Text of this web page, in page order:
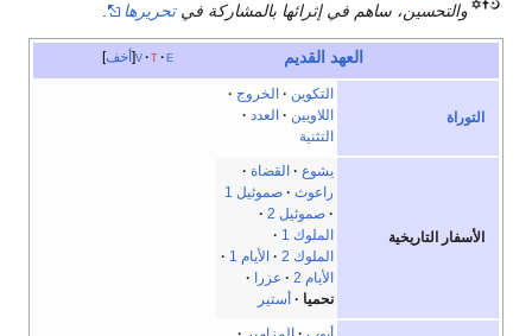
والتحسين، ساهم في إثرائها بالمشاركة فيتحريرها
أخف v t e العهد القديم
التوراة
التكوين
الخروج
اللاويين
العدد
التثنية
الأسفار التاريخية
يشوع
القضاة
راعوث
صموئيل 1
صموئيل 2
الملوك 1
الملوك 2
الأيام 1
الأيام 2
عزرا
نحميا
أستير